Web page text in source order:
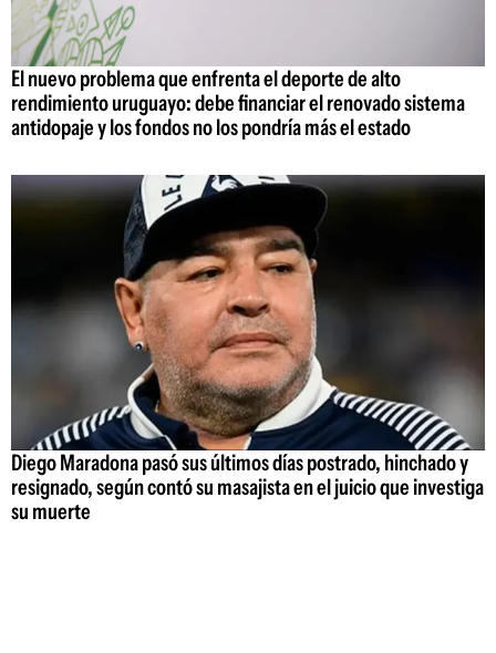
El nuevo problema que enfrenta el deporte de alto
rendimiento uruguayo: debe financiar el renovado sistema
antidopaje y los fondos no los pondría más el estado
Diego Maradona pasó sus últimos días postrado, hinchado y
resignado, según contó su masajista en el juicio que investiga
su muerte